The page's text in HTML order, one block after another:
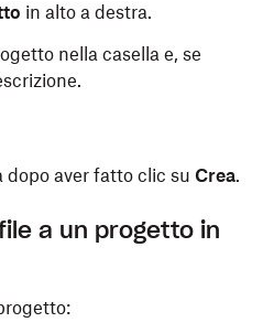
in alto a destra.
nella casella e, se
dopo aver fatto clic su Crea.
a un progetto in